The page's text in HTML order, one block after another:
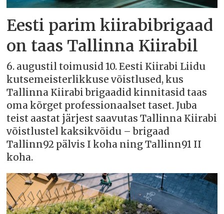
Eesti parim kiirabibrigaad
on taas Tallinna Kiirabil
6. augustil toimusid 10. Eesti Kiirabi Liidu
kutsemeisterlikkuse võistlused, kus
Tallinna Kiirabi brigaadid kinnitasid taas
oma kõrget professionaalset taset. Juba
teist aastat järjest saavutas Tallinna Kiirabi
võistlustel kaksikvõidu – brigaad
Tallinn92 pälvis I koha ning Tallinn91 II
koha.